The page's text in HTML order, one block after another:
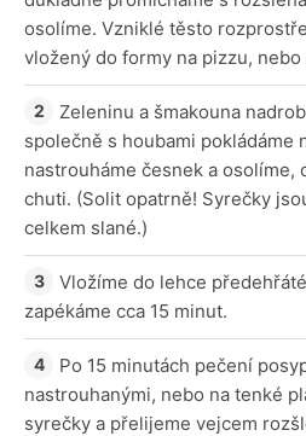
osolíme. Vzniklé těsto
vložený do formy na pizzu, nebo
Zeleninu a šmakouna
společně s houbami pokládáme
nastrouháme česnek a osolíme,
chuti. (Solit opatrně! Syrečky
celkem slané.)
Vložíme do lehce
zapékáme cca 15 minut.
Po 15 minutách pečení
nastrouhanými, nebo na tenké
syrečky a přelijeme vejcem